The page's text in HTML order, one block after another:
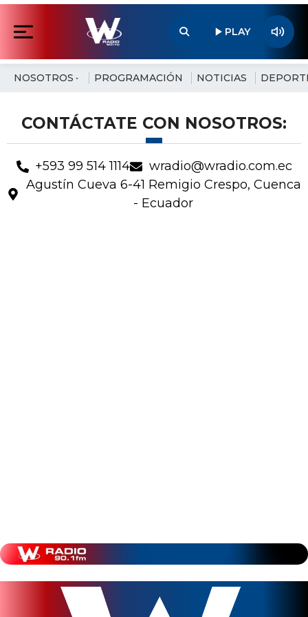
NOSOTROS PROGRAMACIÓN NOTICIAS
CONTÁCTATE CON NOSOTROS:
+593 99 514 1114
wradio@wradio.com.ec
Agustín Cueva 6-41 Remigio Crespo, Cuenca
- Ecuador